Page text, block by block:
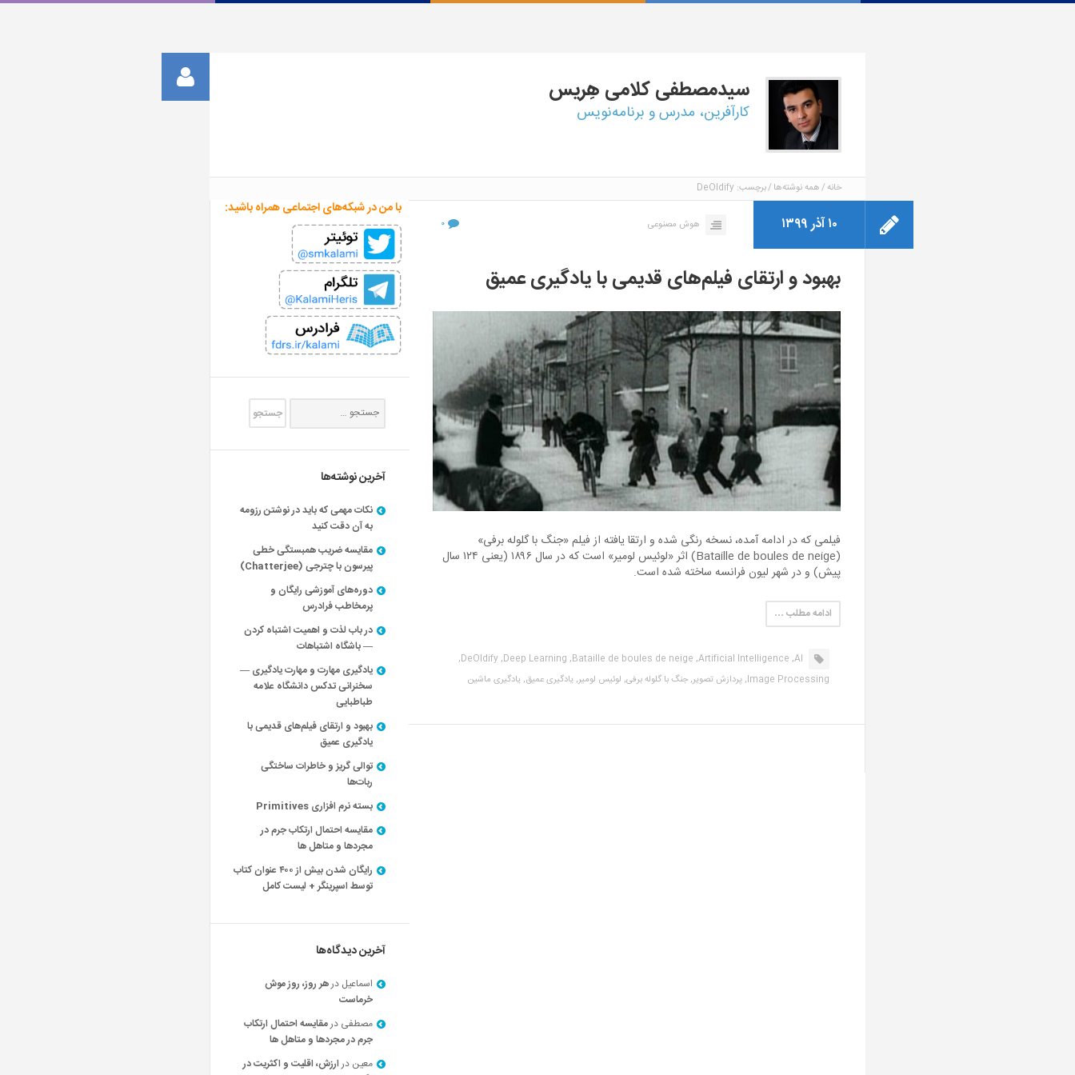
سیدمصطفیکلامی هِریس
کارآفرین، مدرس و برنامه‌نویس
خانه همه نوشته‌ها برچسب: DeOldify
۱۰ آذر ۱۳۹۹ هوش مصنوعی ۰
بهبود و ارتقای فیلم‌های قدیمی با یادگیری عمیق
فیلمی که در ادامه آمده، نسخه رنگی شده و ارتقا یافته از فیلم «جنگ با گلوله برفی»
(Bataille de boules de neige) اثر «لوئیس لومیر» است که در سال ۱۸۹۶ (یعنی ۱۲۴ سال
پیش) و در شهر لیون فرانسه ساخته شده است.
ادامه مطلب …
AI,
Artificial Intelligence,
Bataille de boules de neige,
Deep Learning,
DeOldify,
Image Processing, پردازش تصویر,جنگ با گلوله برفی, لوئیس لومیر, یادگیری عمیق, یادگیری ماشین
با من در شبکه‌های اجتماعی همراه باشید:
آخرین نوشته‌ها
نکات مهمی که باید در نوشتن رزومه
به آن دقت کنید
مقایسه ضریب همبستگی خطی
پیرسون با چترجی (Chatterjee)
دوره‌های آموزشی رایگان و
پرمخاطب فرادرس
در باب لذت و اهمیت اشتباه کردن
— باشگاه اشتباهات
یادگیری مهارت و مهارت یادگیری —
سخنرانی تدکس دانشگاه علامه
طباطبایی
بهبود و ارتقای فیلم‌های قدیمی با
یادگیری عمیق
توالی گریز و خاطرات ساختگی
ربات‌ها
بسته نرم افزاری Primitives
مقایسه احتمال ارتکاب جرم در
مجردها و متاهل ها
رایگان شدن بیش از ۴۰۰ عنوان کتاب
توسط اسپرینگر + لیست کامل
آخرین دیدگاه‌ها
اسماعیل درهر روز، روز موش
خرماست
مصطفی درمقایسه احتمال ارتکاب
جرم در مجردها و متاهل ها
معین درارزش، اقلیت و اکثریت در